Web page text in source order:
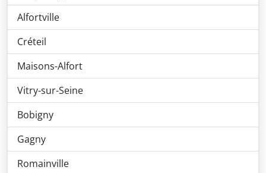
Alfortville
Créteil
Maisons-Alfort
Vitry-sur-Seine
Bobigny
Gagny
Romainville